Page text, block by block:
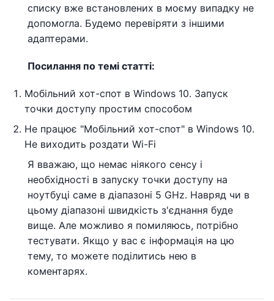
списку вже встановлених в моєму випадку не
допомогла. Будемо перевіряти з іншими
адаптерами.
Посилання по темі статті:
Мобільний хот-спот в Windows 10. Запуск
точки доступу простим способом
Не працює "Мобільний хот-спот" в Windows 10.
Не виходить роздати Wi-Fi
Я вважаю, що немає ніякого сенсу і
необхідності в запуску точки доступу на
ноутбуці саме в діапазоні 5 GHz. Навряд чи в
цьому діапазоні швидкість з'єднання буде
вище. Але можливо я помиляюсь, потрібно
тестувати. Якщо у вас є інформація на цю
тему, то можете поділитись нею в
коментарях.